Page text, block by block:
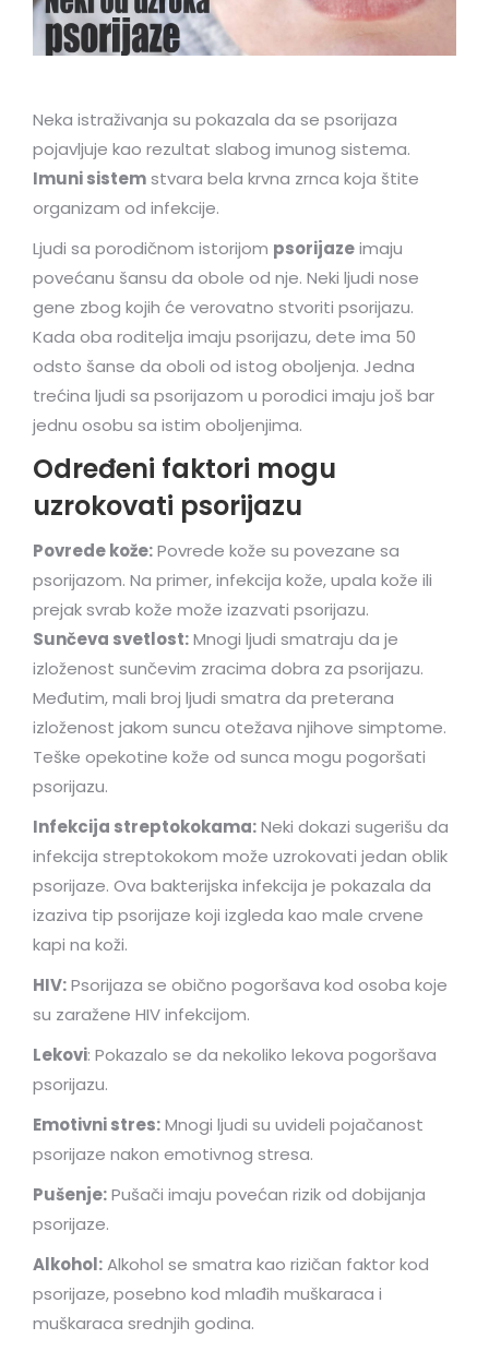
Neka istraživanja su pokazala da se psorijaza
pojavljuje kao rezultat slabog imunog sistema.
Imuni sistemstvara bela krvna zrnca koja štite
organizam od infekcije.
Ljudi sa porodičnom istorijom psorijazeimaju
povećanu šansu da obole od nje. Neki ljudi nose
gene zbog kojih će verovatno stvoriti psorijazu.
Kada oba roditelja imaju psorijazu, dete ima 50
odsto šanse da oboli od istog oboljenja. Jedna
trećina ljudi sa psorijazom u porodici imaju još bar
jednu osobu sa istim oboljenjima.
Određeni faktori mogu
uzrokovati psorijazu
Povrede kože:Povrede kože su povezane sa
psorijazom. Na primer, infekcija kože, upala kože ili
prejak svrab kože može izazvati psorijazu.
Sunčeva svetlost:Mnogi ljudi smatraju da je
izloženost sunčevim zracima dobra za psorijazu.
Međutim, mali broj ljudi smatra da preterana
izloženost jakom suncu otežava njihove simptome.
Teške opekotine kože od sunca mogu pogoršati
psorijazu.
Infekcija streptokokama:Neki dokazi sugerišu da
infekcija streptokokom može uzrokovati jedan oblik
psorijaze. Ova bakterijska infekcija je pokazala da
izaziva tip psorijaze koji izgleda kao male crvene
kapi na koži.
HIV:Psorijaza se obično pogoršava kod osoba koje
su zaražene HIV infekcijom.
Lekovi: Pokazalo se da nekoliko lekova pogoršava
psorijazu.
Emotivni stres:Mnogi ljudi su uvideli pojačanost
psorijaze nakon emotivnog stresa.
Pušenje:Pušači imaju povećan rizik od dobijanja
psorijaze.
Alkohol:Alkohol se smatra kao rizičan faktor kod
psorijaze, posebno kod mlađih muškaraca i
muškaraca srednjih godina.